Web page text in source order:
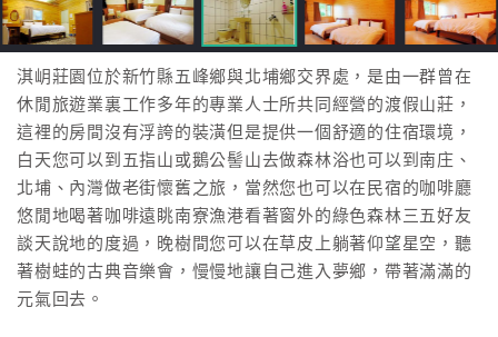
飯
店
訂
房
HOT
特
色
民
宿
淇岄莊園位於新竹縣五峰鄉與北埔鄉交界處，是由一群曾在
休閒旅遊業裏工作多年的專業人士所共同經營的渡假山莊，
這裡的房間沒有浮誇的裝潢但是提供一個舒適的住宿環境，
白天您可以到五指山或鵝公髻山去做森林浴也可以到南庄、
北埔、內灣做老街懷舊之旅，當然您也可以在民宿的咖啡廳
悠閒地喝著咖啡遠眺南寮漁港看著窗外的綠色森林三五好友
談天說地的度過，晚樹間您可以在草皮上躺著仰望星空，聽
著樹蛙的古典音樂會，慢慢地讓自己進入夢鄉，帶著滿滿的
元氣回去。